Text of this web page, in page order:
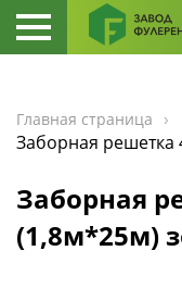
Главная страница
Заборная
Заборная
(1,8м*25м)